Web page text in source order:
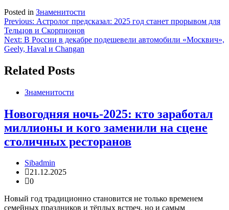
Posted in Знаменитости
Навигация
по
записям
Previous: Астролог предсказал: 2025 год станет прорывом для
Тельцов и Скорпионов
Next: В России в декабре подешевели автомобили «Москвич»,
Geely, Haval и Changan
Related Posts
Знаменитости
Новогодняя ночь-2025: кто заработал
миллионы и кого заменили на сцене
столичных ресторанов
Sibadmin
21.12.2025
0
Новый год традиционно становится не только временем
семейных праздников и тёплых встреч, но и самым